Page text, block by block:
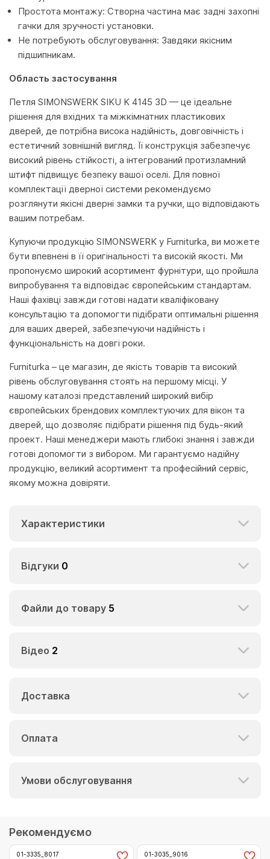
Простота монтажу: Створна частина має задні захопні
гачки для зручності установки.
Не потребують обслуговування: Завдяки якісним
підшипникам.
Область застосування
Петля SIMONSWERK SIKU K 4145 3D — це ідеальне
рішення для вхідних та міжкімнатних пластикових
дверей, де потрібна висока надійність, довговічність і
естетичний зовнішній вигляд. Її конструкція забезпечує
високий рівень стійкості, а інтегрований протизламний
штифт підвищує безпеку вашої оселі. Для повної
комплектації дверної системи рекомендуємо
розглянути якісні дверні замки та ручки, що відповідають
вашим потребам.
Купуючи продукцію SIMONSWERK у Furniturka, ви можете
бути впевнені в її оригінальності та високій якості. Ми
пропонуємо широкий асортимент фурнітури, що пройшла
випробування та відповідає європейським стандартам.
Наші фахівці завжди готові надати кваліфіковану
консультацію та допомогти підібрати оптимальні рішення
для ваших дверей, забезпечуючи надійність і
функціональність на довгі роки.
Furniturka – це магазин, де якість товарів та високий
рівень обслуговування стоять на першому місці. У
нашому каталозі представлений широкий вибір
європейських брендових комплектуючих для вікон та
дверей, що дозволяє підібрати рішення під будь-який
проект. Наші менеджери мають глибокі знання і завжди
готові допомогти з вибором. Ми гарантуємо надійну
продукцію, великий асортимент та професійний сервіс,
якому можна довіряти.
Характеристики
Відгуки 0
Файли до товару 5
Відео 2
Доставка
Оплата
Умови обслуговування
Рекомендуємо
01-3335_8017 01-3035_9016